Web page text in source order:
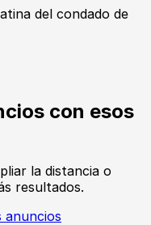
del condado de
con esos
la distancia o
resultados.
anuncios